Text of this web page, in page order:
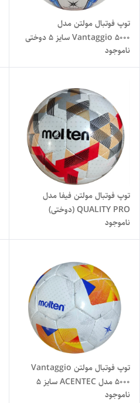
توپ فوتبال مولتن مدل
Vantaggio 5000 سایز ۵ دوختی
ناموجود
توپ فوتبال مولتن فیفا مدل
QUALITY PRO (دوختی)
ناموجود
توپ فوتبال مولتن Vantaggio
5000 مدل ACENTEC سایز ۵
(دوختی)
ناموجود